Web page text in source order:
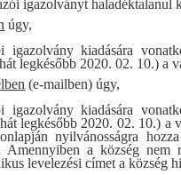
igazolványt haladéktalanul
úgy,
igazolvány kiadására
legkésőbb 2020. 02. 10.) a
(e-mailben) úgy,
igazolvány kiadására
legkésőbb 2020. 02. 10.) a
nyilvánosságra
Amennyiben a község nem
levelezési címet a község